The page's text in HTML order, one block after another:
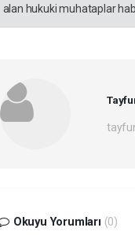
alan hukuki muhataplar
Okuyu Yorumları (0)